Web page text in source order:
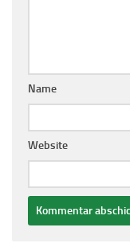
Name
Website